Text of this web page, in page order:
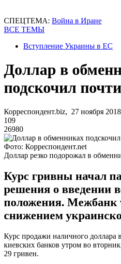
СПЕЦТЕМА: Война в Иране
ВСЕ ТЕМЫ
Вступление Украины в ЕС
Доллар в
подскочил
Корреспондент.biz, 27 ноября
109
26980
Фото: Корреспондент.net
Доллар резко подорожал в
Курс гривны начал
решения о введении
положения. Межбанк
снижением
Курс продажи наличного доллара
киевских банков утром во
29 гривен.